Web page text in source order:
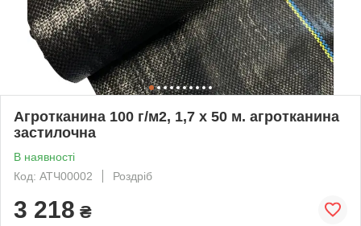
Агротканина 100 г/м2, 1,7 х 50 м. агротканина
застилочна
В наявності
Код: АТЧ00002
Роздріб
3 218 ₴